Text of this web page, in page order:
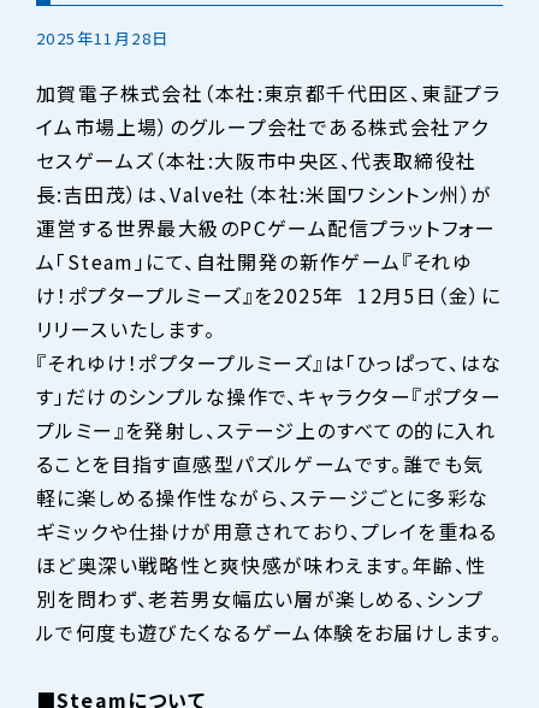
2025年11月28日
加賀電子株式会社（本社:東京都千代田区、東証プラ
イム市場上場）のグループ会社である株式会社アク
セスゲームズ（本社:大阪市中央区、代表取締役社
長:吉田茂）は、Valve社（本社:米国ワシントン州）が
運営する世界最大級のPCゲーム配信プラットフォー
ム「Steam」にて、自社開発の新作ゲーム『それゆ
け！ポプタープルミーズ』を2025年 12月5日（金）に
リリースいたします。
『それゆけ！ポプタープルミーズ』は「ひっぱって、はな
す」だけのシンプルな操作で、キャラクター『ポプター
プルミー』を発射し、ステージ上のすべての的に入れ
ることを目指す直感型パズルゲームです。誰でも気
軽に楽しめる操作性ながら、ステージごとに多彩な
ギミックや仕掛けが用意されており、プレイを重ねる
ほど奥深い戦略性と爽快感が味わえます。年齢、性
別を問わず、老若男女幅広い層が楽しめる、シンプ
ルで何度も遊びたくなるゲーム体験をお届けします。
■Steamについて